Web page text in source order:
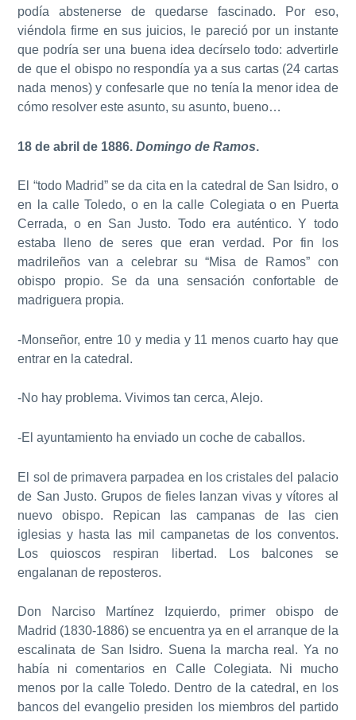
podía abstenerse de quedarse fascinado. Por eso,
viéndola firme en sus juicios, le pareció por un instante
que podría ser una buena idea decírselo todo: advertirle
de que el obispo no respondía ya a sus cartas (24 cartas
nada menos) y confesarle que no tenía la menor idea de
cómo resolver este asunto, su asunto, bueno…
18 de abril de 1886.Domingo de Ramos.
El “todo Madrid” se da cita en la catedral de San Isidro, o
en la calle Toledo, o en la calle Colegiata o en Puerta
Cerrada, o en San Justo. Todo era auténtico. Y todo
estaba lleno de seres que eran verdad. Por fin los
madrileños van a celebrar su “Misa de Ramos” con
obispo propio. Se da una sensación confortable de
madriguera propia.
-Monseñor, entre 10 y media y 11 menos cuarto hay que
entrar en la catedral.
-No hay problema. Vivimos tan cerca, Alejo.
-El ayuntamiento ha enviado un coche de caballos.
El sol de primavera parpadea en los cristales del palacio
de San Justo. Grupos de fieles lanzan vivas y vítores al
nuevo obispo. Repican las campanas de las cien
iglesias y hasta las mil campanetas de los conventos.
Los quioscos respiran libertad. Los balcones se
engalanan de reposteros.
Don Narciso Martínez Izquierdo, primer obispo de
Madrid (1830-1886) se encuentra ya en el arranque de la
escalinata de San Isidro. Suena la marcha real. Ya no
había ni comentarios en Calle Colegiata. Ni mucho
menos por la calle Toledo. Dentro de la catedral, en los
bancos del evangelio presiden los miembros del partido